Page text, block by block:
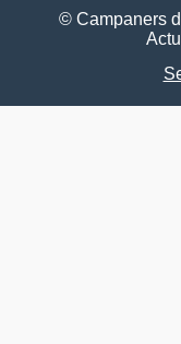
© Campaners